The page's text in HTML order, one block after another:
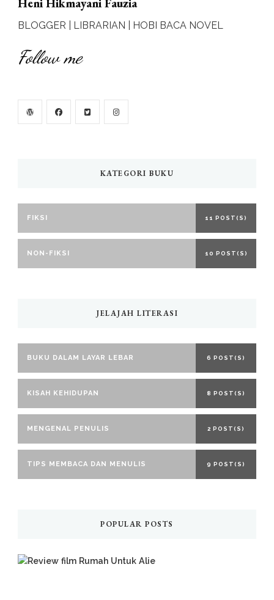
BLOGGER | LIBRARIAN | HOBI BACA NOVEL
Follow me
KATEGORI BUKU
FIKSI 11 POST(S)
NON-FIKSI 10 POST(S)
JELAJAH LITERASI
BUKU DALAM LAYAR LEBAR 6 POST(S)
KISAH KEHIDUPAN 8 POST(S)
MENGENAL PENULIS 2 POST(S)
TIPS MEMBACA DAN MENULIS 9 POST(S)
POPULAR POSTS